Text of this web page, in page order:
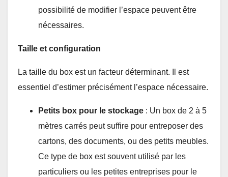
possibilité de modifier l’espace peuvent être
nécessaires.
Taille et configuration
La taille du box est un facteur déterminant. Il est
essentiel d’estimer précisément l’espace nécessaire.
Petits box pour le stockage : Un box de 2 à 5
mètres carrés peut suffire pour entreposer des
cartons, des documents, ou des petits meubles.
Ce type de box est souvent utilisé par les
particuliers ou les petites entreprises pour le